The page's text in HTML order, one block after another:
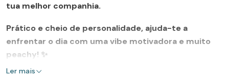
tua melhor companhia.
Prático e cheio de personalidade, ajuda-te a
enfrentar o dia com uma vibe motivadora e muito
peachy! ✨
Ler mais